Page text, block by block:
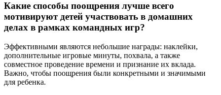
Какие способы поощрения лучше всего
мотивируют детей участвовать в домашних
делах в рамках командных игр?
Эффективными являются небольшие награды: наклейки,
дополнительные игровые минуты, похвала, а также
совместное проведение времени и признание их вклада.
Важно, чтобы поощрения были конкретными и значимыми
для ребенка.